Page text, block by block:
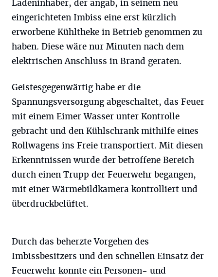
Ladeninhaber, der angab, in seinem neu
eingerichteten Imbiss eine erst kürzlich
erworbene Kühltheke in Betrieb genommen zu
haben. Diese wäre nur Minuten nach dem
elektrischen Anschluss in Brand geraten.
Geistesgegenwärtig habe er die
Spannungsversorgung abgeschaltet, das Feuer
mit einem Eimer Wasser unter Kontrolle
gebracht und den Kühlschrank mithilfe eines
Rollwagens ins Freie transportiert. Mit diesen
Erkenntnissen wurde der betroffene Bereich
durch einen Trupp der Feuerwehr begangen,
mit einer Wärmebildkamera kontrolliert und
überdruckbelüftet.
Durch das beherzte Vorgehen des
Imbissbesitzers und den schnellen Einsatz der
Feuerwehr konnte ein Personen- und